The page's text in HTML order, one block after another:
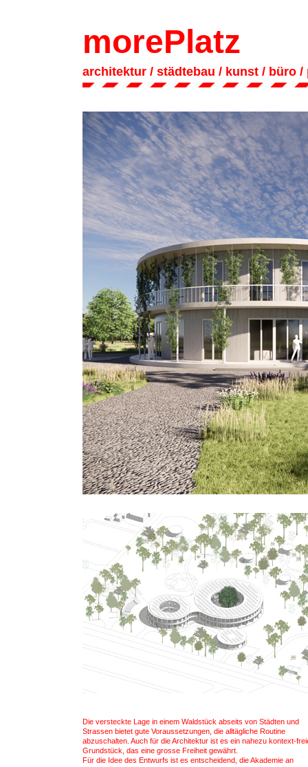
morePlatz
architektur / städtebau / kunst / büro /
Die versteckte Lage in einem Waldstück abseits von Städten und
Strassen bietet gute Voraussetzungen, die alltägliche Routine
abzuschalten. Auch für die Architektur ist es ein nahezu kontext-
Grundstück, das eine grosse Freiheit gewährt.
Für die Idee des Entwurfs ist es entscheidend, die Akademie an